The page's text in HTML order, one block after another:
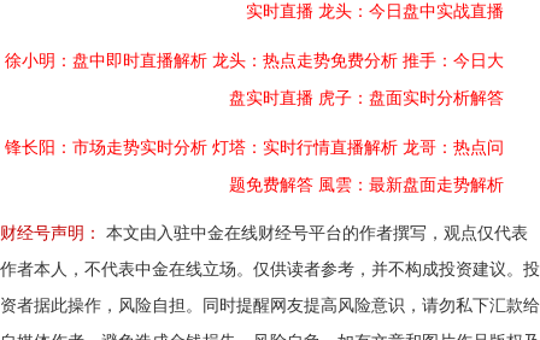
实时直播 龙头：今日盘中实战直播
徐小明：盘中即时直播解析 龙头：热点走势免费分析 推手：今日大
盘实时直播 虎子：盘面实时分析解答
锋长阳：市场走势实时分析 灯塔：实时行情直播解析 龙哥：热点问
题免费解答 風雲：最新盘面走势解析
财经号声明：
本文由入驻中金在线财经号平台的作者撰写，观点仅代表
作者本人，不代表中金在线立场。仅供读者参考，并不构成投资建议。投
资者据此操作，风险自担。同时提醒网友提高风险意识，请勿私下汇款给